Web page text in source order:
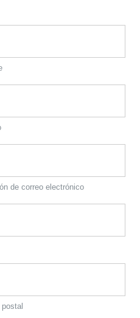
de correo electrónico